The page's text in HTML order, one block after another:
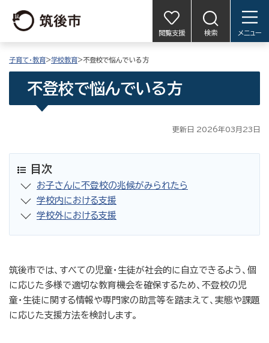
閲覧支援 検索 メニュー
子育て・教育>学校教育>不登校で悩んでいる方
不登校で悩んでいる方
更新日 2026年03月23日
目次
お子さんに不登校の兆候がみられたら
学校内における支援
学校外における支援
筑後市では、すべての児童・生徒が社会的に自立できるよう、個
に応じた多様で適切な教育機会を確保するため、不登校の児
童・生徒に関する情報や専門家の助言等を踏まえて、実態や課題
に応じた支援方法を検討します。